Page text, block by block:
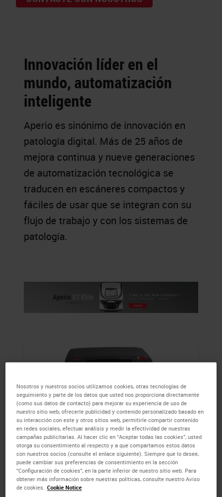
Innovación líder en el
mundo, automatización
inteligente
Aperio es sinónimo de innovación en
patología digital. Más de 25 años de
mejora continua y nueve generaciones
de automatización tecnológica se
traducen en escáneres compactos y
fáciles de usar que se integran con su
flujo de trabajo y con los sistemas de
patología.
Aperio GT 450 DX
Con una capacidad de 450 preparaciones,
Nosotros y nuestros socios utilizamos cookies, otras tecnologías de
seguimiento y parte de los datos que usted nos proporciona directamente
(como sus datos de contacto) para mejorar su experiencia de uso de
nuestro sitio web, ofrecerle publicidad y contenido personalizado basado en
su interacción con este y otros sitios web, permitirle compartir contenido
en redes sociales, efectuar análisis y medir la efectividad de nuestras
campañas publicitarias. Al hacer clic en “Aceptar todas las cookies”, usted
otorga su consentimiento al respecto y a que compartamos estos datos
con nuestros socios (consulte el enlace siguiente). Siempre que lo desee,
puede cambiar sus preferencias de consentimiento en la sección
“Configuración de cookies”, en la parte inferior de nuestro sitio web. Para
obtener más información sobre nuestras políticas, consulte nuestro Aviso
de cookies.
Cookie Notice